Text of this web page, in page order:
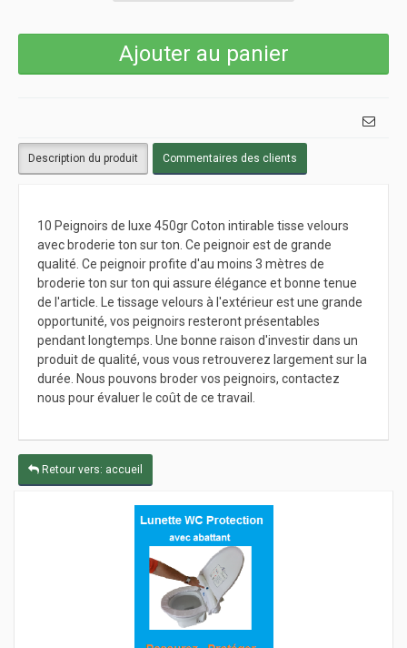
Description du produit Commentaires des clients
10 Peignoirs de luxe 450gr Coton intirable tisse velours
avec broderie ton sur ton. Ce peignoir est de grande
qualité. Ce peignoir profite d'au moins 3 mètres de
broderie ton sur ton qui assure élégance et bonne tenue
de l'article. Le tissage velours à l'extérieur est une grande
opportunité, vos peignoirs resteront présentables
pendant longtemps. Une bonne raison d'investir dans un
produit de qualité, vous vous retrouverez largement sur la
durée. Nous pouvons broder vos peignoirs, contactez
nous pour évaluer le coût de ce travail.
Retour vers: accueil